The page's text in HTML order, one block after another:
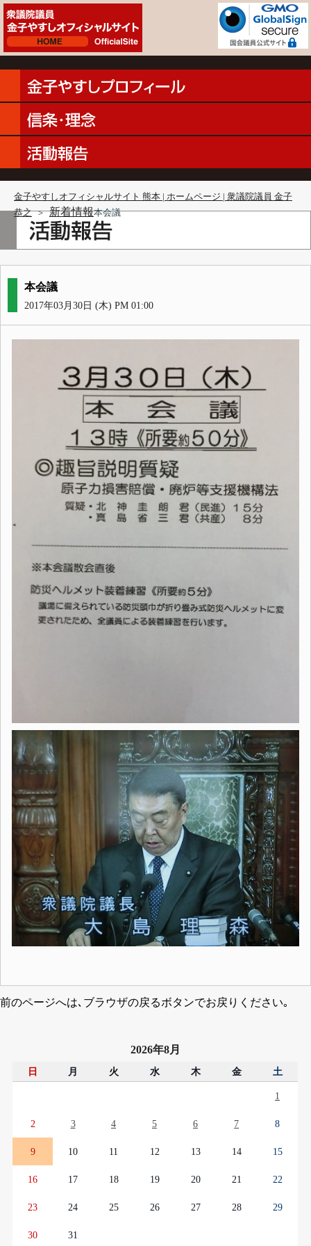
金子やすしオフィシャルサイト 熊本 | ホームページ | 衆議院議員 金子
恭之 ＞ 新着情報本会議
本会議
2017年03月30日 (木) PM 01:00
前のページへは､ブラウザの戻るボタンでお戻りください｡
2026年8月
日 月 火 水 木 金 土
1
2 3 4 5 6 7 8
9 10 11 12 13 14 15
16 17 18 19 20 21 22
23 24 25 26 27 28 29
30 31